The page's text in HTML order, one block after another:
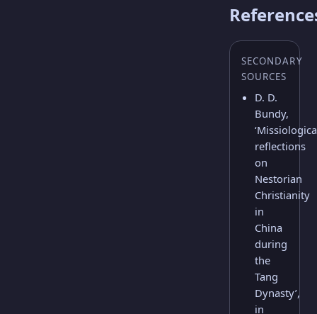
SECONDARY
SOURCES
D. D.
Bundy,
reflections
on
Nestorian
Christianity
in
China
during
the
Tang
Dynasty’,
in